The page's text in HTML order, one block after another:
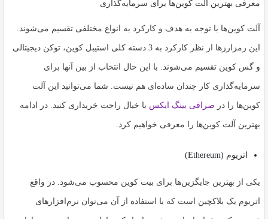
معرفی بهترین آلت کوین‌ها برای سرمایه‌گذاری
آلت کوین‌ها با توجه به هدف و کارکرد به انواع مختلفی تقسیم می‌شوند.
این رمزارزها از نظر کارکرد به 3 دسته کلی استیبل کوین، توکن دیجیتالی
و گس کوین تقسیم می‌شوند. با این حال انتخاب از بین آنها برای
سرمایه‌گذاری کار چندان ساده‌ای هم نیست. شما می‌توانید این آلت
کوین‌ها را در صرافی بینگ ایکس با خیال راحت خریداری کنید. در ادامه
بهترین آلت کوین‌ها را معرفی خواهیم کرد.
اتریوم (Ethereum)
یکی از بهترین جایگزین‌ها برای بیت کوین محسوب می‌شود. در واقع
اتریوم یک بلاکچین است که با استفاده از آن می‌توان نرم‌افزارهای